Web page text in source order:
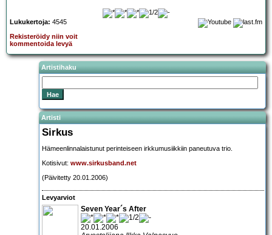
Lukukertoja: 4545
Rekisteröidy niin voit
kommentoida levyä
Artistihaku
Artisti
Sirkus
Hämeenlinnalaistunut perinteiseen irkkumusiikkiin paneutuva trio.
Kotisivut: www.sirkusband.net
(Päivitetty 20.01.2006)
Levyarviot
Seven Year´s After
20.01.2006